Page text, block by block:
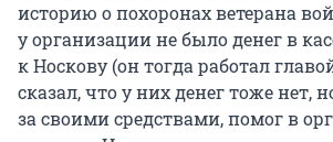
историю о похоронах ветерана
у организации не было денег в
к Носкову (он тогда работал
сказал, что у них денег тоже нет,
за своими средствами, помог в